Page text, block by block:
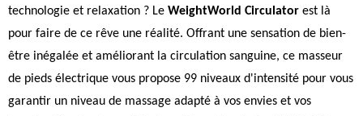
technologie et relaxation ? Le WeightWorld Circulator est là
pour faire de ce rêve une réalité. Offrant une sensation de bien-
être inégalée et améliorant la circulation sanguine, ce masseur
de pieds électrique vous propose 99 niveaux d'intensité pour vous
garantir un niveau de massage adapté à vos envies et vos